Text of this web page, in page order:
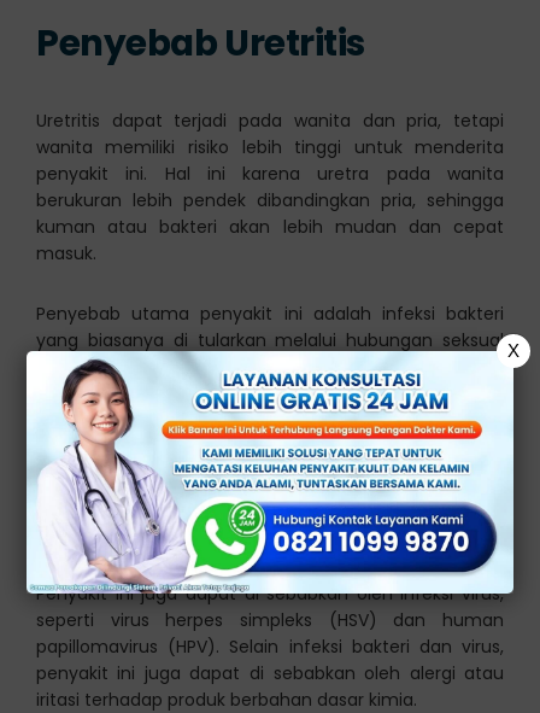
Penyebab Uretritis
Uretritis dapat terjadi pada wanita dan pria, tetapi
wanita memiliki risiko lebih tinggi untuk menderita
penyakit ini. Hal ini karena uretra pada wanita
berukuran lebih pendek dibandingkan pria, sehingga
kuman atau bakteri akan lebih mudan dan cepat
masuk.
Penyebab utama penyakit ini adalah infeksi bakteri
yang biasanya di tularkan melalui hubungan seksual
yang tidak aman. Terdapat dua jenis uretritis yaitu,
uretritis gonore dan uretritis non-gonore.
Uretritis gonore
di sebabkan oleh bakteri penyebab
gonore (Neisseria Gonorrhoeae) dan uretritis non-
gonore di sebabkan oleh bakteri penyebab klamidia
(Chlamydia Trachomatis) dan lainnya.
Penyakit ini juga dapat di sebabkan oleh infeksi virus,
seperti virus herpes simpleks (HSV) dan human
papillomavirus (HPV). Selain infeksi bakteri dan virus,
penyakit ini juga dapat di sebabkan oleh alergi atau
iritasi terhadap produk berbahan dasar kimia.
X